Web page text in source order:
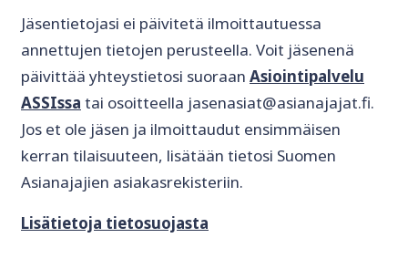
Jäsentietojasi ei päivitetä ilmoittautuessa
annettujen tietojen perusteella. Voit jäsenenä
päivittää yhteystietosi suoraan Asiointipalvelu
ASSIssa tai osoitteella jasenasiat@asianajajat.fi.
Jos et ole jäsen ja ilmoittaudut ensimmäisen
kerran tilaisuuteen, lisätään tietosi Suomen
Asianajajien asiakasrekisteriin.
Lisätietoja tietosuojasta